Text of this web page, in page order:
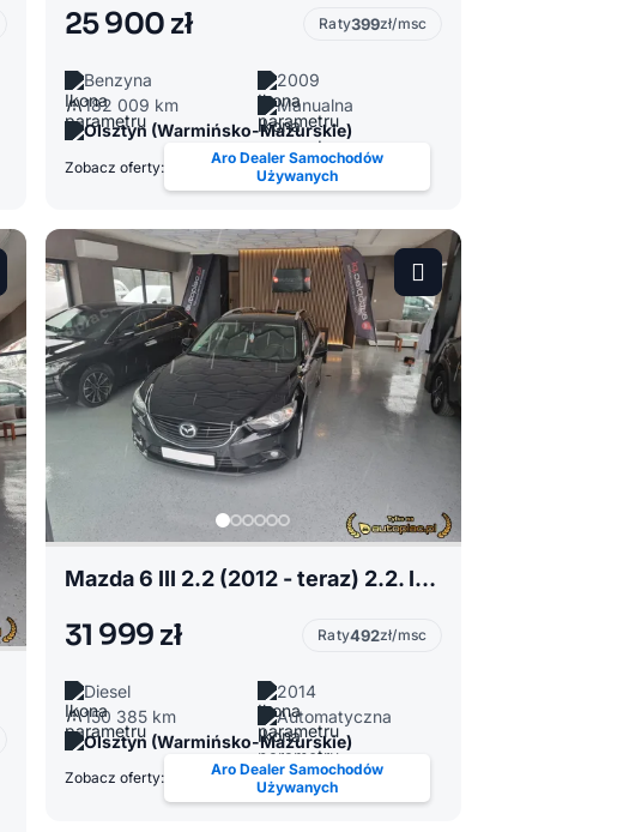
25 900 zł Raty399zł/msc
Benzyna
2009
182 009 km
Manualna
Olsztyn (Warmińsko-Mazurskie)
Zobacz oferty:
Aro Dealer Samochodów
Używanych
Mazda 6 III 2.2 (2012 - teraz) 2.2. Igła. Pierwszy właściciel.
31 999 zł Raty492zł/msc
Diesel
2014
150 385 km
Automatyczna
Olsztyn (Warmińsko-Mazurskie)
Zobacz oferty:
Aro Dealer Samochodów
Używanych